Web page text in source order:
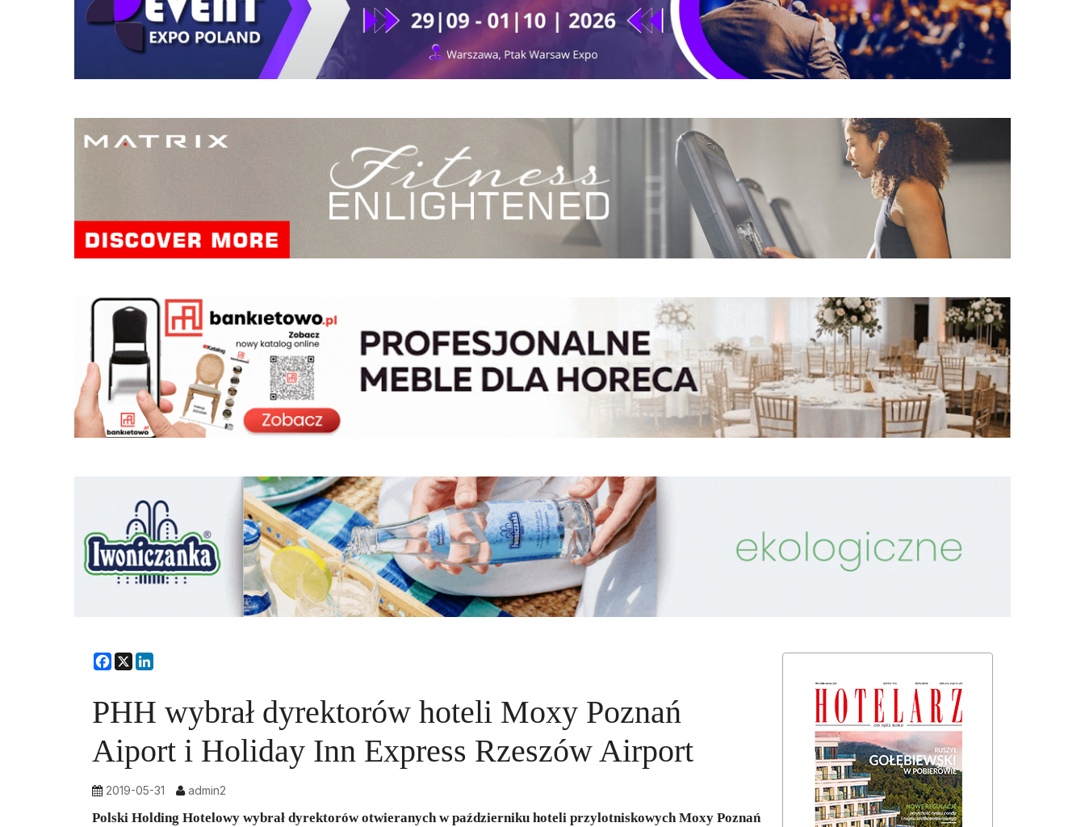
Facebook
X
PHH wybrał dyrektorów hoteli Moxy Poznań
Aiport i Holiday Inn Express Rzeszów Airport
2019-05-31 admin2
Polski Holding Hotelowy wybrał dyrektorów otwieranych w październiku hoteli przylotniskowych Moxy Poznań